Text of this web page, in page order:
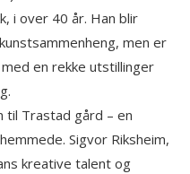
i over 40 år. Han blir
men er
en rekke utstillinger
til Trastad gård – en
Sigvor Riksheim,
kreative talent og